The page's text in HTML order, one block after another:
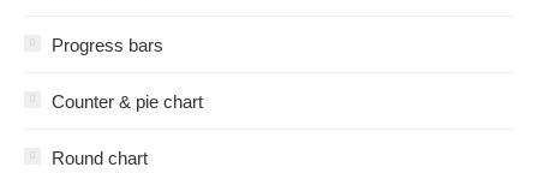
Progress bars
Counter & pie chart
Round chart